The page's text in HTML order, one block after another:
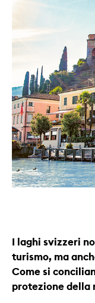
I laghi svizzeri
turismo, ma
Come si
protezione della